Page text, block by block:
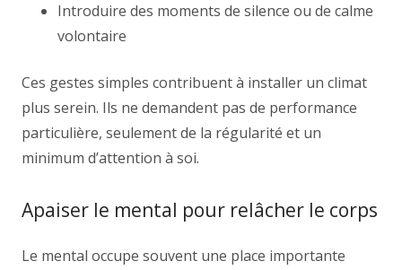
Introduire des moments de silence ou de calme
volontaire
Ces gestes simples contribuent à installer un climat
plus serein. Ils ne demandent pas de performance
particulière, seulement de la régularité et un
minimum d’attention à soi.
Apaiser le mental pour relâcher le corps
Le mental occupe souvent une place importante